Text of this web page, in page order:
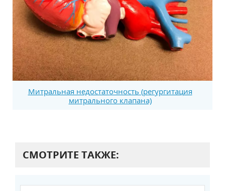
Митральная недостаточность (регургитация
митрального клапана)
СМОТРИТЕ ТАКЖЕ: